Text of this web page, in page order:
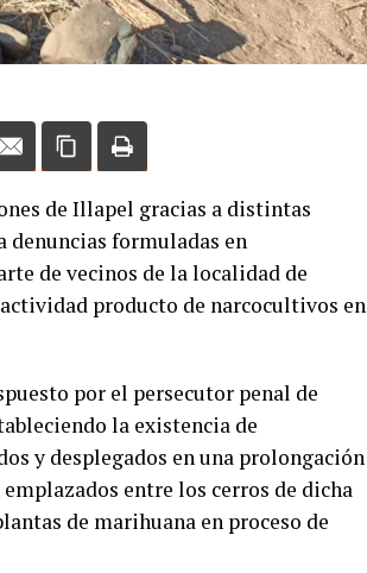
de Illapel gracias a distintas
denuncias formuladas en
de vecinos de la localidad de
producto de narcocultivos en
por el persecutor penal de
la existencia de
y desplegados en una prolongación
entre los cerros de dicha
de marihuana en proceso de